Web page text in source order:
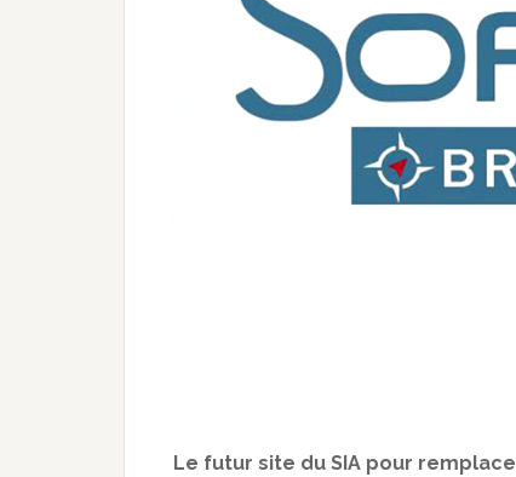
Le futur site du SIA pour